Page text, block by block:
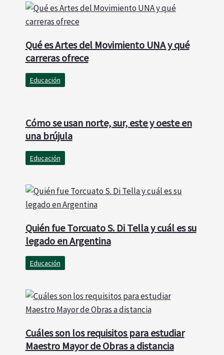
Qué es Artes del Movimiento UNA y qué
carreras ofrece
Educación
Cómo se usan norte, sur, este y oeste en
una brújula
Educación
Quién fue Torcuato S. Di Tella y cuál es su
legado en Argentina
Educación
Cuáles son los requisitos para estudiar
Maestro Mayor de Obras a distancia